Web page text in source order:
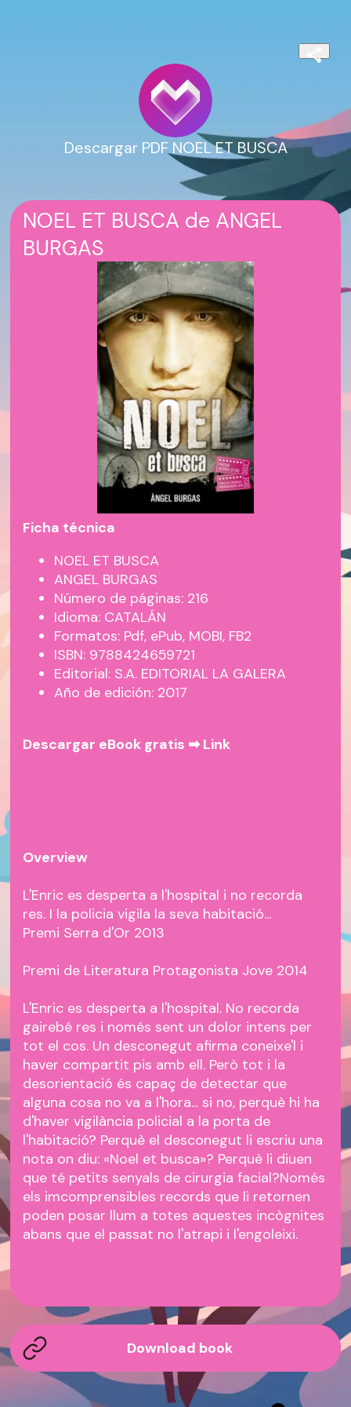
Descargar PDF NOEL ET BUSCA
NOEL ET BUSCA de ANGEL
BURGAS
Ficha técnica
NOEL ET BUSCA
ANGEL BURGAS
Número de páginas: 216
Idioma: CATALÁN
Formatos: Pdf, ePub, MOBI, FB2
ISBN: 9788424659721
Editorial: S.A. EDITORIAL LA GALERA
Año de edición: 2017
Descargar eBook gratis ➡ Link
Overview
L'Enric es desperta a l'hospital i no recorda
res. I la policia vigila la seva habitació...
Premi Serra d'Or 2013
Premi de Literatura Protagonista Jove 2014
L'Enric es desperta a l'hospital. No recorda
gairebé res i només sent un dolor intens per
tot el cos. Un desconegut afirma coneixe'l i
haver compartit pis amb ell. Però tot i la
desorientació és capaç de detectar que
alguna cosa no va a l'hora... si no, perquè hi ha
d'haver vigilància policial a la porta de
l'habitació? Perquè el desconegut li escriu una
nota on diu: «Noel et busca»? Perquè li diuen
que té petits senyals de cirurgia facial?Només
els imcomprensibles records que li retornen
poden posar llum a totes aquestes incògnites
abans que el passat no l'atrapi i l'engoleixi.
Download book